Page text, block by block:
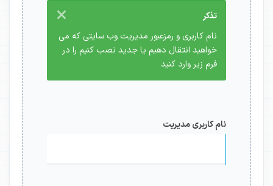
×
تذکر
نام کاربری و رمزعبور مدیریت وب سایتی که می
خواهید انتقال دهیم یا جدید نصب کنیم را در
فرم زیر وارد کنید
نام کاربری مدیریت